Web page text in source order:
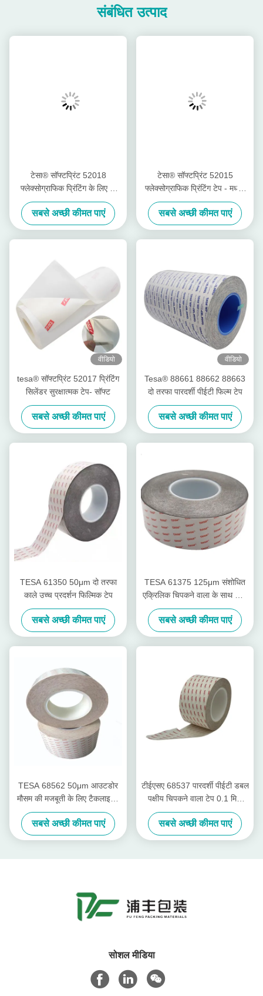
संबंधित उत्पाद
टेसा® सॉफ्टप्रिंट 52018
फ्लेक्सोग्राफिक प्रिंटिंग के लिए दो
तरफा टेप - अतिरिक्त नरम
सबसे अच्छी कीमत पाएं
टेसा® सॉफ्टप्रिंट 52015
फ्लेक्सोग्राफिक प्रिंटिंग टेप - मध्यम
कठोर
सबसे अच्छी कीमत पाएं
वीडियो
tesa® सॉफ्टप्रिंट 52017 प्रिंटिंग
सिलेंडर सुरक्षात्मक टेप- सॉफ्ट
सबसे अच्छी कीमत पाएं
वीडियो
Tesa® 88661 88662 88663
दो तरफा पारदर्शी पीईटी फिल्म टेप
सबसे अच्छी कीमत पाएं
TESA 61350 50μm दो तरफा
काले उच्च प्रदर्शन फिल्मिक टेप
सबसे अच्छी कीमत पाएं
TESA 61375 125μm संशोधित
एक्रिलिक चिपकने वाला के साथ काले
उच्च प्रदर्शन फिल्म डबल पक्षीय टेप
सबसे अच्छी कीमत पाएं
TESA 68562 50μm आउटडोर
मौसम की मजबूती के लिए टैकलाइज्ड
एक्रिलिक के साथ डबल साइड
एडेसिव टेप
सबसे अच्छी कीमत पाएं
टीईएसए 68537 पारदर्शी पीईटी डबल
पक्षीय चिपकने वाला टेप 0.1 मिमी
उच्च तापमान प्रतिरोध के साथ एंटी-
रिबॉन्ड
सबसे अच्छी कीमत पाएं
सोशल मीडिया